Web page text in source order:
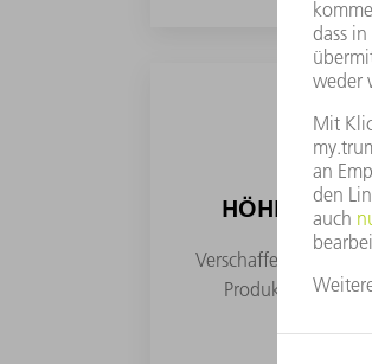
HÖHERE
Verschaffen Sie sich